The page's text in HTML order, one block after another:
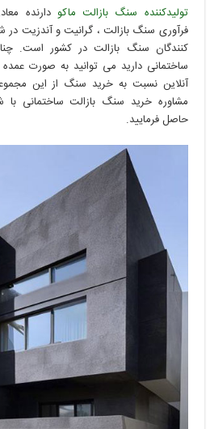
تولیدکننده سنگ بازالت ماکو دارنده
فرآوری سنگ بازالت ، گرانیت و آندزیت در
کنندگان سنگ بازالت در کشور است.
ساختمانی دارید می توانید به صورت
آنلاین نسبت به خرید سنگ از این
حاصل فرمایید.